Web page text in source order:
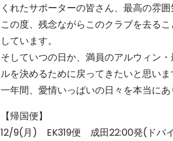
くれたサポーターの皆さん、最高の雰
この度、残念ながらこのクラブを去る
しています。
そしていつの日か、満員のアルウィン
ルを決めるために戻ってきたいと思いま
一年間、愛情いっぱいの日々を本当にあ
【帰国便】
12/9(月) EK319便 成田22:00発(ドバ